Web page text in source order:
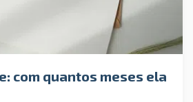
com quantos meses ela